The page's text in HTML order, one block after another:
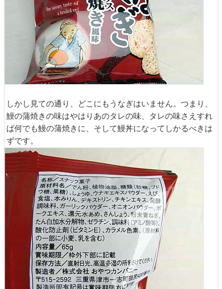
しかし見ての通り、どこにもうなぎはいません。つまり、
鰻の蒲焼きの味はやはりあのタレの味、タレの味さえすれ
ば何でも鰻の蒲焼きに、そして鰻丼になってしかるべきは
ずです。